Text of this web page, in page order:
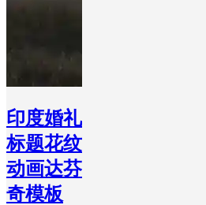
印度婚礼
标题花纹
动画达芬
奇模板